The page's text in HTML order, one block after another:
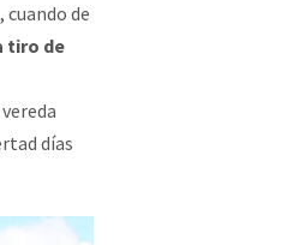
cuando de
tiro de
días